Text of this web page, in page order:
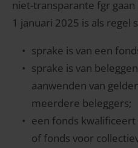
niet-transparante fgr
1 januari 2025 is als regel
sprake is van een
sprake is van
aanwenden van
meerdere beleggers;
een fonds
of fonds voor